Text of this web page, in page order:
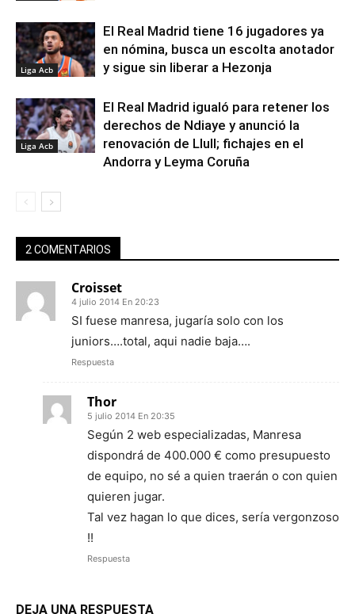
Liga Acb
El Real Madrid tiene 16 jugadores ya
en nómina, busca un escolta anotador
y sigue sin liberar a Hezonja
Liga Acb
El Real Madrid igualó para retener los
derechos de Ndiaye y anunció la
renovación de Llull; fichajes en el
Andorra y Leyma Coruña
2 COMENTARIOS
Croisset
4 julio 2014 En 20:23
SI fuese manresa, jugaría solo con los
juniors….total, aqui nadie baja….
Respuesta
Thor
5 julio 2014 En 20:35
Según 2 web especializadas, Manresa
dispondrá de 400.000 € como presupuesto
de equipo, no sé a quien traerán o con quien
quieren jugar.
Tal vez hagan lo que dices, sería vergonzoso
!!
Respuesta
DEJA UNA RESPUESTA